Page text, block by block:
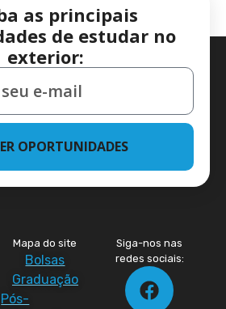
as principais
de estudar no
exterior:
OPORTUNIDADES
Mapa do site
Bolsas
Graduação
Pós-
Siga-nos nas
redes sociais: